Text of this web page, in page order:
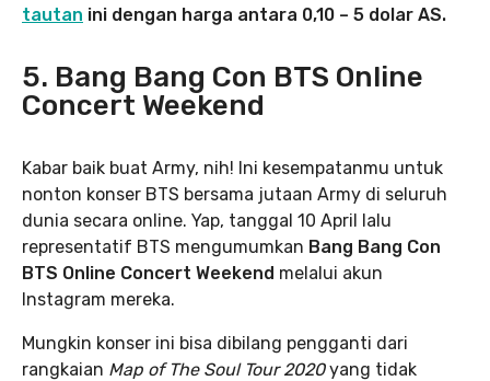
tautan ini dengan harga antara 0,10 – 5 dolar AS.
5. Bang Bang Con BTS Online
Concert Weekend
Kabar baik buat Army, nih! Ini kesempatanmu untuk
nonton konser BTS bersama jutaan Army di seluruh
dunia secara online. Yap, tanggal 10 April lalu
representatif BTS mengumumkan Bang Bang Con
BTS Online Concert Weekend melalui akun
Instagram mereka.
Mungkin konser ini bisa dibilang pengganti dari
rangkaian Map of The Soul Tour 2020yang tidak